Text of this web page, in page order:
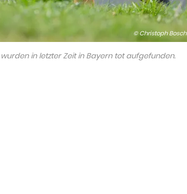
© Christoph Bosch
in letzter Zeit in Bayern tot aufgefunden.